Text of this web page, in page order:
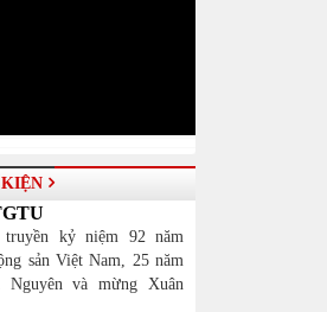
truyền kỷ niệm 92 năm
sản Việt Nam, 25 năm
và mừng Xuân